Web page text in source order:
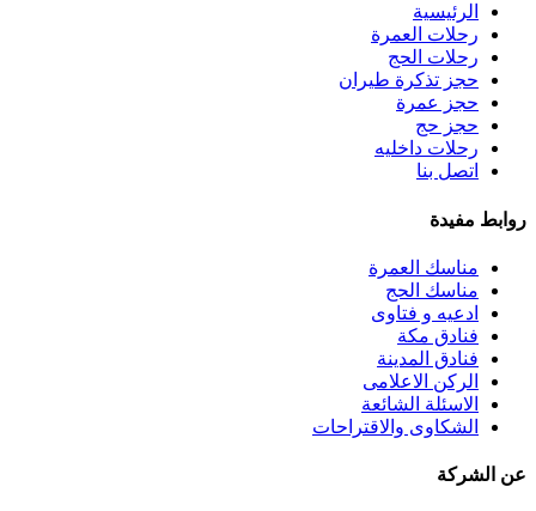
الرئيسية
رحلات العمرة
رحلات الحج
حجز تذكرة طيران
حجز عمرة
حجز حج
رحلات داخليه
اتصل بنا
روابط مفيدة
مناسك العمرة
مناسك الحج
ادعيه و فتاوى
فنادق مكة
فنادق المدينة
الركن الاعلامى
الاسئلة الشائعة
الشكاوى والاقتراحات
عن الشركة